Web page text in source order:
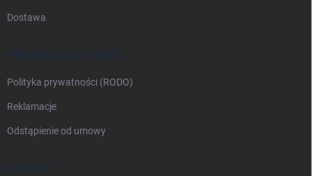
Dostawa
INFORMACJE PRAWNE
Polityka prywatności (RODO)
Reklamacje
Odstąpienie od umowy
KONTAKT